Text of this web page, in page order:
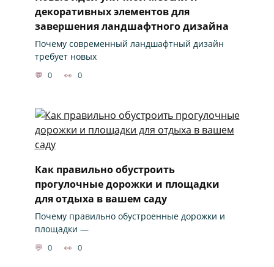
декоративных элементов для
завершения ландшафтного дизайна
Почему современный ландшафтный дизайн
требует новых
0 0
Как правильно обустроить
прогулочные дорожки и площадки
для отдыха в вашем саду
Почему правильно обустроенные дорожки и
площадки —
0 0